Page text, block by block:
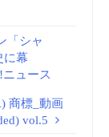
「シャ
に幕
ュース
商標_動画
vol.5